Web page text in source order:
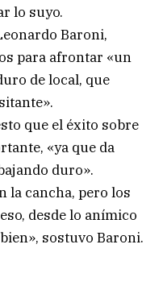
lo suyo.
Baroni,
para afrontar «un
de local, que
que el éxito sobre
«ya que da
duro».
la cancha, pero los
desde lo anímico
sostuvo Baroni.